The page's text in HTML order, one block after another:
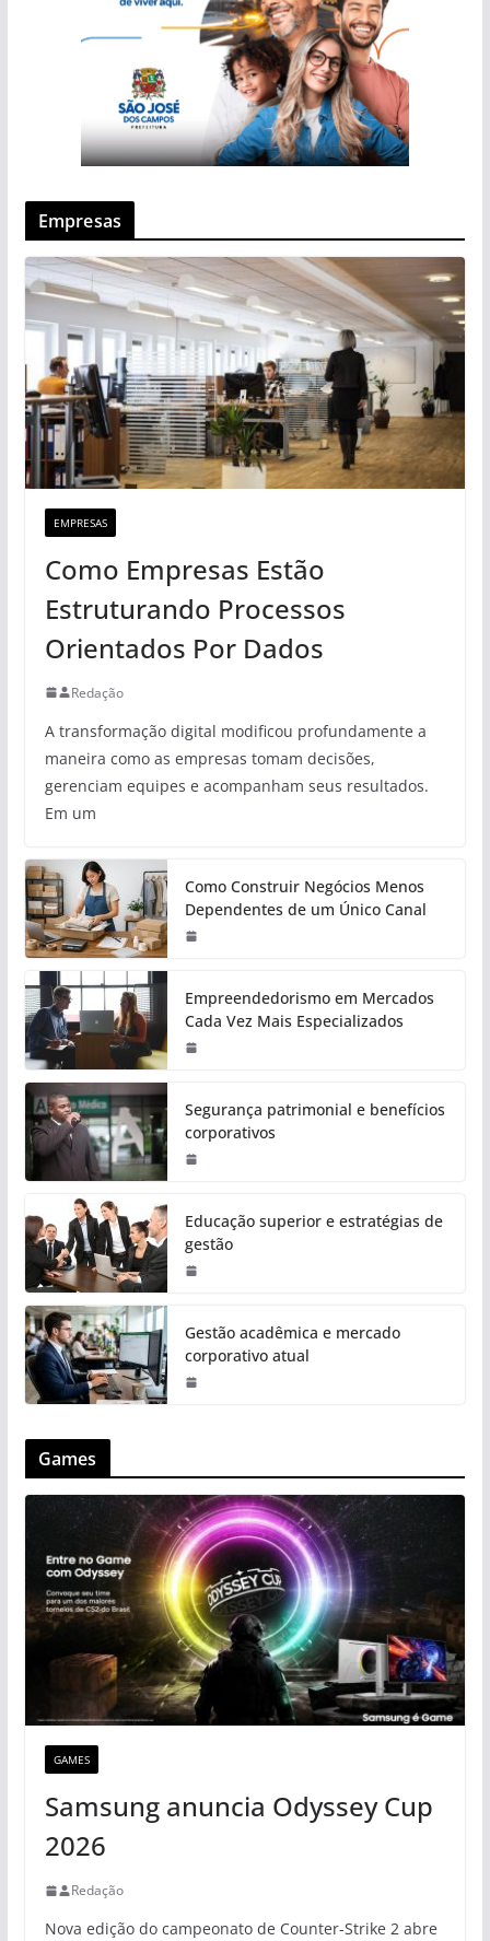
Empresas
EMPRESAS
Como Empresas Estão
Estruturando Processos
Orientados Por Dados
Redação
A transformação digital modificou profundamente a
maneira como as empresas tomam decisões,
gerenciam equipes e acompanham seus resultados.
Em um
Como Construir Negócios Menos
Dependentes de um Único Canal
Empreendedorismo em Mercados
Cada Vez Mais Especializados
Segurança patrimonial e benefícios
corporativos
Educação superior e estratégias de
gestão
Gestão acadêmica e mercado
corporativo atual
Games
GAMES
Samsung anuncia Odyssey Cup
2026
Redação
Nova edição do campeonato de Counter-Strike 2 abre